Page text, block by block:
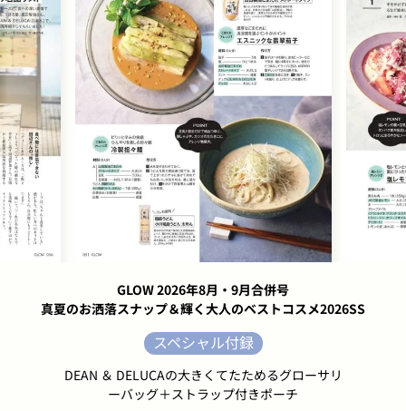
GLOW 2026年8月・9月合併号
真夏のお洒落スナップ＆輝く大人のベストコスメ2026SS
スペシャル付録
DEAN ＆ DELUCAの大きくてたためるグローサリ
ーバッグ＋ストラップ付きポーチ